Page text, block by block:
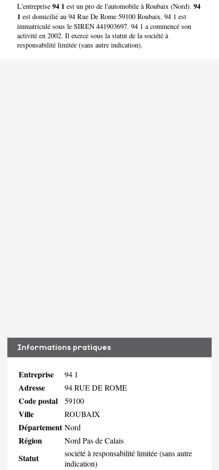
L'entreprise 94 1 est un pro de l'automobile à Roubaix (Nord). 94
1 est domicilié au 94 Rue De Rome 59100 Roubaix. 94 1 est
immatriculé sous le SIREN 441903697. 94 1 a commencé son
activité en 2002. Il exerce sous la statut de la société à
responsabilité limitée (sans autre indication).
Informations pratiques
Entreprise 94 1
Adresse 94 RUE DE ROME
Code postal 59100
Ville ROUBAIX
Département Nord
Région Nord Pas de Calais
Statut
société à responsabilité limitée (sans autre
indication)